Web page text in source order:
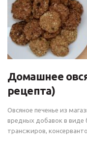
Домашнее
рецепта)
Овсяное печенье из
вредных добавок в виде
трансжиров,